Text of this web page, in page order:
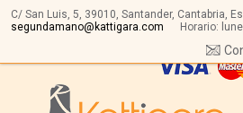
C/ San Luis, 5, 39010, Santander, Cantabria,
segundamano@kattigara.com
Horario: